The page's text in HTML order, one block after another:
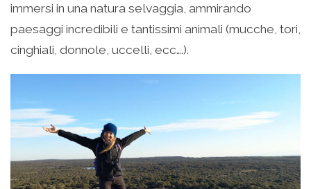
immersi in una natura selvaggia, ammirando
paesaggi incredibili e tantissimi animali (mucche, tori,
cinghiali, donnole, uccelli, ecc….).